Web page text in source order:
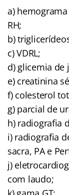
a)
RH;
b)
c) VDRL;
d) glicemia de
e) creatinina
f) colesterol
g) parcial de
h) radiografia
i) radiografia
sacra, PA e
j)
com laudo;